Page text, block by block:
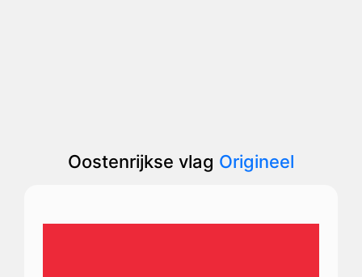
Oostenrijkse vlag Origineel